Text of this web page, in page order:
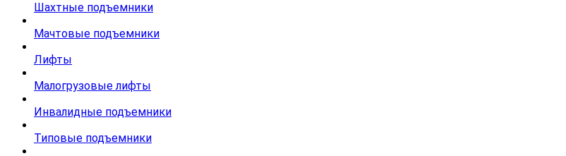
Шахтные подъемники
Мачтовые подъемники
Лифты
Малогрузовые лифты
Инвалидные подъемники
Типовые подъемники